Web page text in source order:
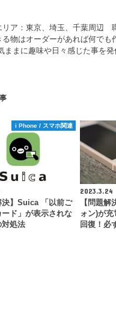
ア：東京、埼玉、千葉周辺
る物はオーダーがあれば何で
ままに趣味や日々感じた事を
i Phone / スマホ関連
決】Suica 「以前ご
ド」が表示されな
対処法
2023.3.24
【問題
ォン)が
回復！必